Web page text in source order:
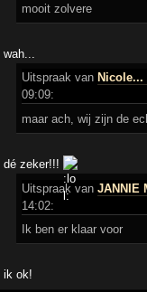
mooit zolvere
wah...
Uitspraak van Nicole...
09:09:
maar ach, wij zijn de
dé zeker!!!
Uitspraak vanJANNIE
14:02:
Ik ben er klaar voor
ik ok!